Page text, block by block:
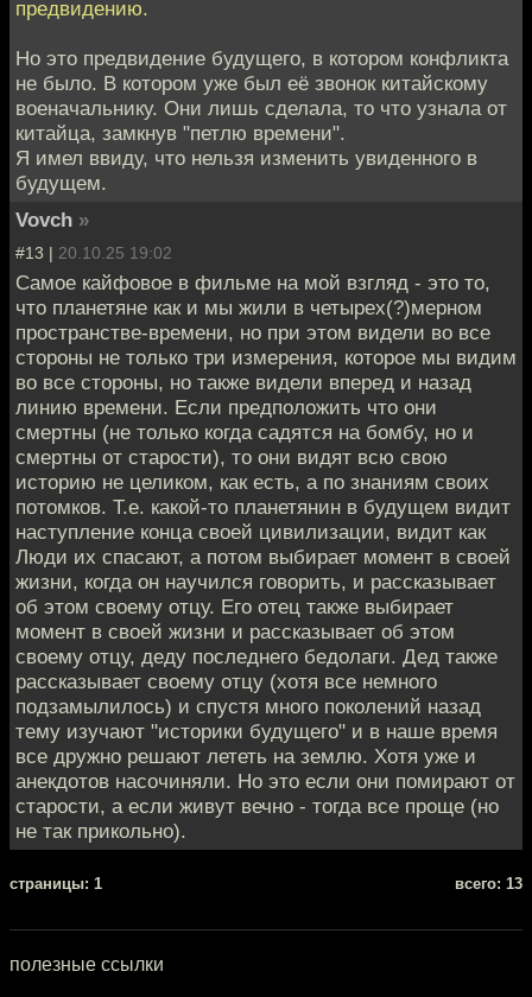
предвидению.
Но это предвидение будущего, в котором конфликта
не было. В котором уже был её звонок китайскому
военачальнику. Они лишь сделала, то что узнала от
китайца, замкнув "петлю времени".
Я имел ввиду, что нельзя изменить увиденного в
будущем.
Vovch »
#13 | 20.10.25 19:02
Самое кайфовое в фильме на мой взгляд - это то,
что планетяне как и мы жили в четырех(?)мерном
пространстве-времени, но при этом видели во все
стороны не только три измерения, которое мы видим
во все стороны, но также видели вперед и назад
линию времени. Если предположить что они
смертны (не только когда садятся на бомбу, но и
смертны от старости), то они видят всю свою
историю не целиком, как есть, а по знаниям своих
потомков. Т.е. какой-то планетянин в будущем видит
наступление конца своей цивилизации, видит как
Люди их спасают, а потом выбирает момент в своей
жизни, когда он научился говорить, и рассказывает
об этом своему отцу. Его отец также выбирает
момент в своей жизни и рассказывает об этом
своему отцу, деду последнего бедолаги. Дед также
рассказывает своему отцу (хотя все немного
подзамылилось) и спустя много поколений назад
тему изучают "историки будущего" и в наше время
все дружно решают лететь на землю. Хотя уже и
анекдотов насочиняли. Но это если они помирают от
старости, а если живут вечно - тогда все проще (но
не так прикольно).
cтраницы: 1 всего: 13
полезные ссылки